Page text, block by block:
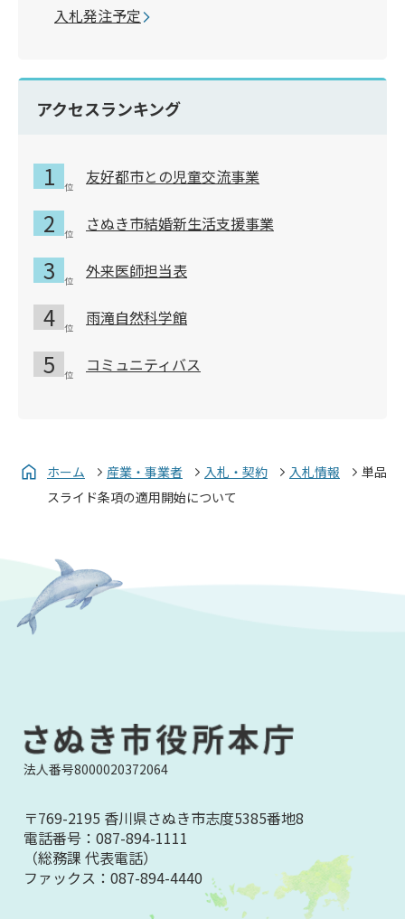
入札発注予定
アクセスランキング
友好都市との児童交流事業
さぬき市結婚新生活支援事業
外来医師担当表
雨滝自然科学館
コミュニティバス
ホーム 産業・事業者 入札・契約 入札情報
単品
スライド条項の適用開始について
法人番号8000020372064
〒769-2195 香川県さぬき市志度5385番地8
電話番号：087-894-1111
（総務課 代表電話）
ファックス：087-894-4440